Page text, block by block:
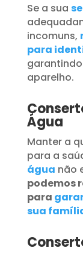
Se a sua
incomuns,
para
aparelho.
Água
Manter a
para a
água não
podemos
para
sua